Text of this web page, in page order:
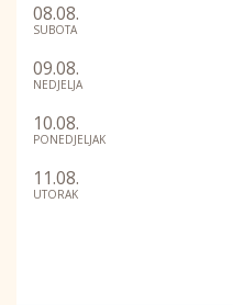
08.08.
SUBOTA
09.08.
NEDJELJA
10.08.
PONEDJELJAK
11.08.
UTORAK